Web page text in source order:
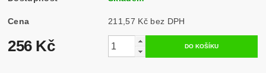
Cena 211,57 Kč bez DPH
256 Kč